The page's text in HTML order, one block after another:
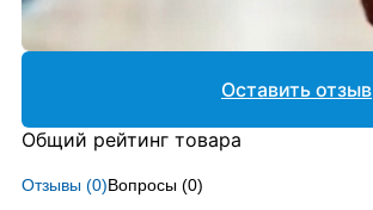
Отзывы (0)Вопросы (0)
Оставить отзыв
Общий рейтинг товара